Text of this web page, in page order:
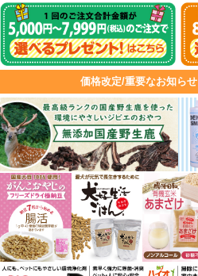
価格改定/重要なお知らせ